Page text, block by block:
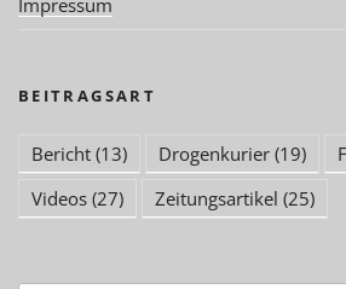
Impressum
BEITRAGSART
Bericht (13) Drogenkurier (19)
Videos (27) Zeitungsartikel (25)